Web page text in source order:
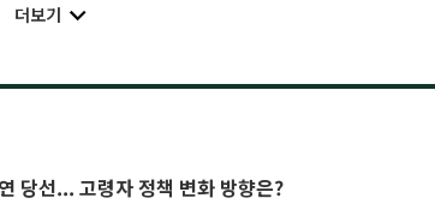
더보기
당선... 고령자 정책 변화 방향은?